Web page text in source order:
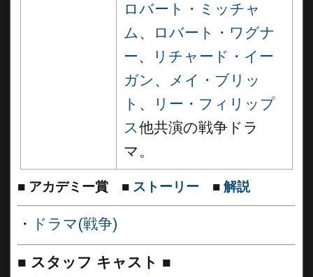
ロバート・ミッチャ
ム、
ロバート・ワグナ
ー、
リチャード・イー
ガン 、
メイ・ブリッ
ト 、
リー・フィリップ
ス他共演の戦争ドラ
マ。
■ アカデミー賞 ■ ストーリー ■ 解説
・ ドラマ(戦争)
■ スタッフ キャスト ■